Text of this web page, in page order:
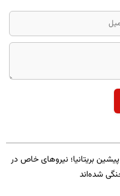
بریتانیا؛ نیروهای خاص در
شده‌اند